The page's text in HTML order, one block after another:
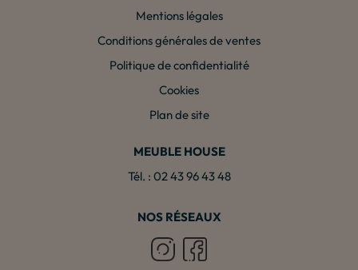
Mentions légales
Conditions générales de ventes
Politique de confidentialité
Cookies
Plan de site
MEUBLE HOUSE
Tél. : 02 43 96 43 48
NOS RÉSEAUX